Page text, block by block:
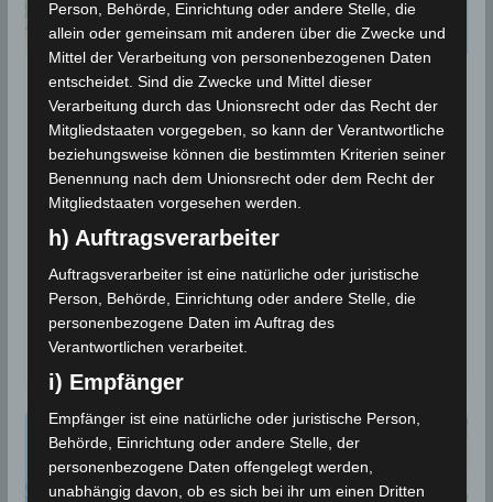
BEBEN 2021
4 Sep 2021: Erdbeben im
Gouvernorat Kairouan [M3.19]
4. September 2021 Wettermann
5914 Views
Ain Jaloula,Erdbeben,INM,Kairouan
Die Erdbeben-Überwachungsstationen des
Nationalen Instituts für Meteorologie (INM) haben am
Samstag, den 4 Sep 2021 ein Erdbeben im
Gouvernorat Kairouan
Person, Behörde, Einrichtung oder andere Stelle, die
allein oder gemeinsam mit anderen über die Zwecke und
Mittel der Verarbeitung von personenbezogenen Daten
entscheidet. Sind die Zwecke und Mittel dieser
Verarbeitung durch das Unionsrecht oder das Recht der
Mitgliedstaaten vorgegeben, so kann der Verantwortliche
beziehungsweise können die bestimmten Kriterien seiner
Benennung nach dem Unionsrecht oder dem Recht der
Mitgliedstaaten vorgesehen werden.
h) Auftragsverarbeiter
Auftragsverarbeiter ist eine natürliche oder juristische
Person, Behörde, Einrichtung oder andere Stelle, die
personenbezogene Daten im Auftrag des
Verantwortlichen verarbeitet.
i) Empfänger
Empfänger ist eine natürliche oder juristische Person,
Behörde, Einrichtung oder andere Stelle, der
personenbezogene Daten offengelegt werden,
unabhängig davon, ob es sich bei ihr um einen Dritten